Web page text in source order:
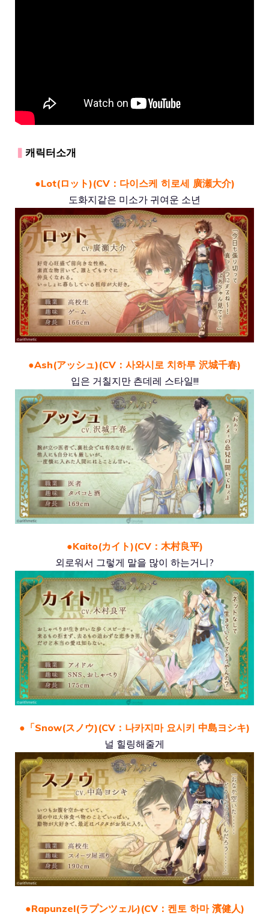
▍ 캐릭터소개
●Lot(ロット)(CV：다이스케 히로세 廣瀬大介)
도화지같은 미소가 귀여운 소년
●Ash(アッシュ)(CV：사와시로 치하루 沢城千春)
입은 거칠지만 츤데레 스타일!!!
●Kaito(カイト)(CV：木村良平)
외로워서 그렇게 말을 많이 하는거니?
●「Snow(スノウ)(CV：나카지마 요시키 中島ヨシキ)
널 힐링해줄게
●Rapunzel(ラプンツェル)(CV：켄토 하마 濱健人)